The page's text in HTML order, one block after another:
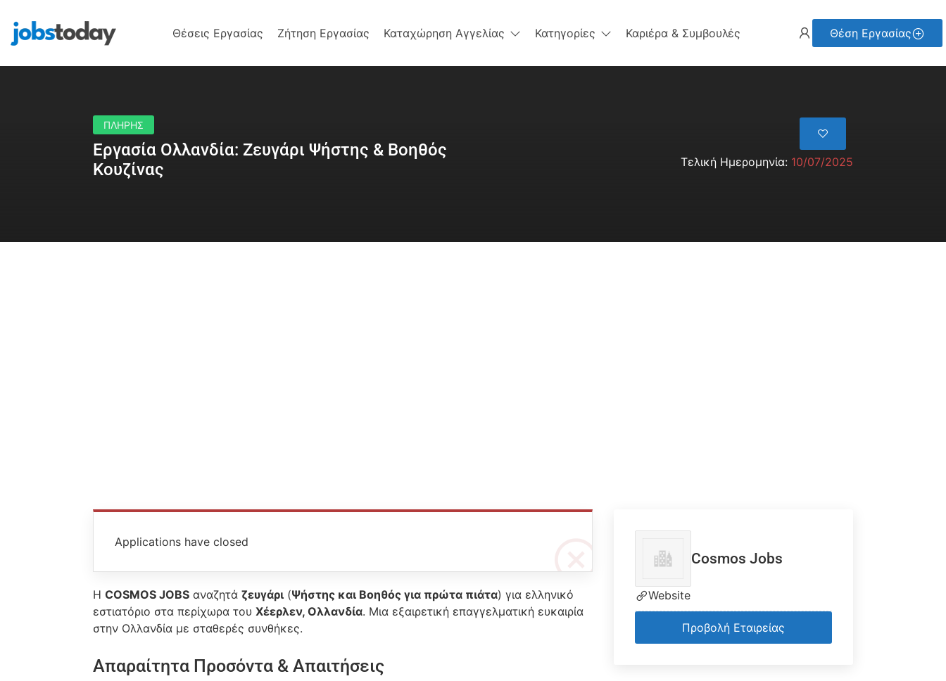
Θέσεις Εργασίας Ζήτηση Εργασίας Καταχώρηση Αγγελίας Κατηγορίες Καριέρα & Συμβουλές Θέση Εργασίας
ΠΛΗΡΗΣ
Εργασία Ολλανδία: Ζευγάρι Ψήστης & Βοηθός
Κουζίνας
Τελική Ημερομηνία: 10/07/2025
Applications have closed
Η COSMOS JOBS αναζητά ζευγάρι (Ψήστης και Βοηθός για πρώτα πιάτα) για ελληνικό
εστιατόριο στα περίχωρα του Χέερλεν, Ολλανδία. Μια εξαιρετική επαγγελματική ευκαιρία
στην Ολλανδία με σταθερές συνθήκες.
Απαραίτητα Προσόντα & Απαιτήσεις
Cosmos Jobs
Website
Προβολή Εταιρείας